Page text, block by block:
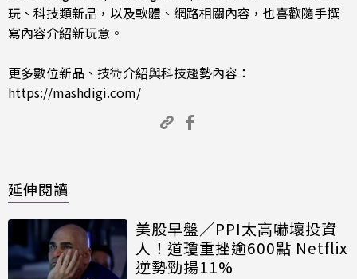
玩、科技類新品，以及軟體、網路相關內容，也喜歡隨手撰
寫內容介紹新玩意。
更多數位新品、技術介紹與科技趨勢內容：
https://mashdigi.com/
延伸閱讀
美股早盤／PPI太高嚇壞投資
人！道瓊重挫逾600點 Netflix
逆勢勁揚11%